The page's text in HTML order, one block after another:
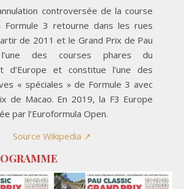
controversée de la course
Formule 3 retourne dans les rues
de 2011 et le Grand Prix de Pau
des courses phares du
d’Europe et constitue l’une des
« spéciales » de Formule 3 avec
de Macao. En 2019, la F3 Europe
par l’Euroformula Open.
Source Wikipedia ↗